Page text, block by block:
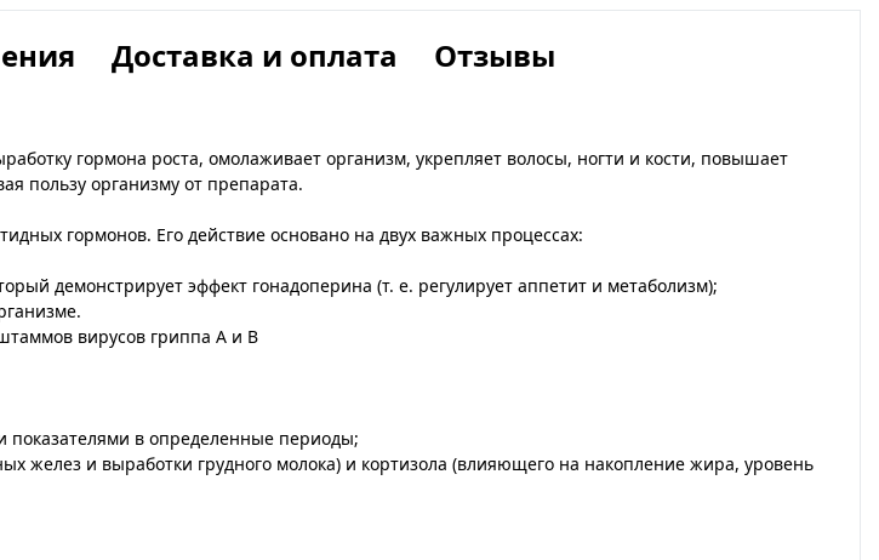
Доставка и оплата
Отзывы
гормона роста, омолаживает организм, укрепляет волосы, ногти и кости, повышает
пользу организму от препарата.
гормонов. Его действие основано на двух важных процессах:
демонстрирует эффект гонадоперина (т. е. регулирует аппетит и метаболизм);
вирусов гриппа А и В
показателями в определенные периоды;
желез и выработки грудного молока) и кортизола (влияющего на накопление жира, уровень